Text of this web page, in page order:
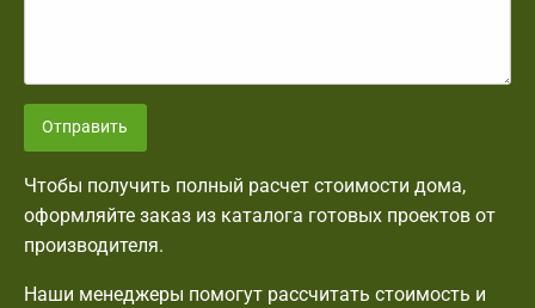
Отправить
Чтобы получить полный расчет стоимости дома,
оформляйте заказ из каталога готовых проектов от
производителя.
Наши менеджеры помогут рассчитать стоимость и